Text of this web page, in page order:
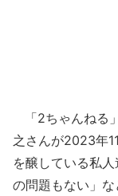
「2ちゃんねる
之さんが2023年
を醸している私
の問題もない」な